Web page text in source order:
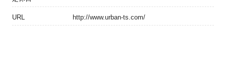
URL http://www.urban-ts.com/